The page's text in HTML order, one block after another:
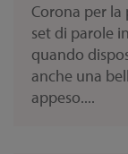
Corona per
set di parole
quando
anche una
appeso....